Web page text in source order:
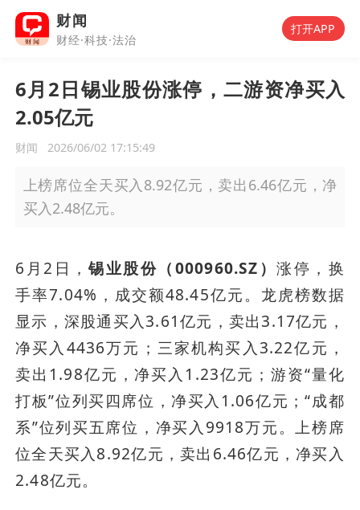
财闻
财经·科技·法治
打开APP
6月2日锡业股份涨停，二游资净买入
2.05亿元
财闻 2026/06/02 17:15:49
上榜席位全天买入8.92亿元，卖出6.46亿元，净
买入2.48亿元。
6月2日，锡业股份（000960.SZ）涨停，换
手率7.04%，成交额48.45亿元。龙虎榜数据
显示，深股通买入3.61亿元，卖出3.17亿元，
净买入4436万元；三家机构买入3.22亿元，
卖出1.98亿元，净买入1.23亿元；游资“量化
打板”位列买四席位，净买入1.06亿元；“成都
系”位列买五席位，净买入9918万元。上榜席
位全天买入8.92亿元，卖出6.46亿元，净买入
2.48亿元。